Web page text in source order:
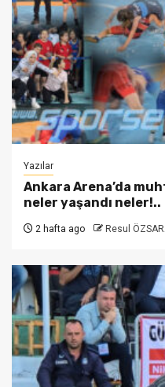
Yazılar
Ankara Arena’da
neler yaşandı neler!..
2 hafta ago Resul